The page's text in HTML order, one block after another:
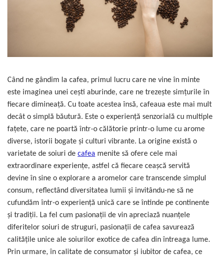
Cafea boabe Vergnano
Cafea boabe Segafredo
Alte branduri cafea
Cafea de specialitate
Cafea proaspat prajita
Cafea Etiopia
Cafea Columbia
Cafea Brazilia
Cafea Guatemala
Cafea Costa Rica
Cafea Rwanda
Cafea Decofeinizata
Cafea Instant
Capsule de Cafea
Cafea macinata
Sistem de zahar si paleta
Tastaturi si butoane
Când ne gândim la cafea, primul lucru care ne vine în minte
este imaginea unei cești aburinde, care ne trezeşte simţurile în
fiecare dimineaţă. Cu toate acestea însă, cafeaua este mai mult
decât o simplă băutură. Este o experienţă senzorială cu multiple
fațete, care ne poartă într-o călătorie printr-o lume cu arome
diverse, istorii bogate și culturi vibrante. La origine există o
varietate de soiuri de cafea menite să ofere cele mai
extraordinare experienţe, astfel că fiecare ceaşcă servită
devine în sine o explorare a aromelor care transcende simplul
consum, reflectând diversitatea lumii şi invitându-ne să ne
cufundăm într-o experiență unică care se întinde pe continente
și tradiții. La fel cum pasionații de vin apreciază nuanțele
diferitelor soiuri de struguri, pasionații de cafea savurează
calitățile unice ale soiurilor exotice de cafea din întreaga lume.
Prin urmare, în calitate de consumator şi iubitor de cafea, ce